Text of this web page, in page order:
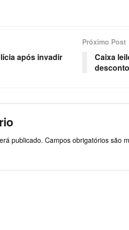
após invadir
Próximo Post
Caixa
publicado. Campos obrigatórios são